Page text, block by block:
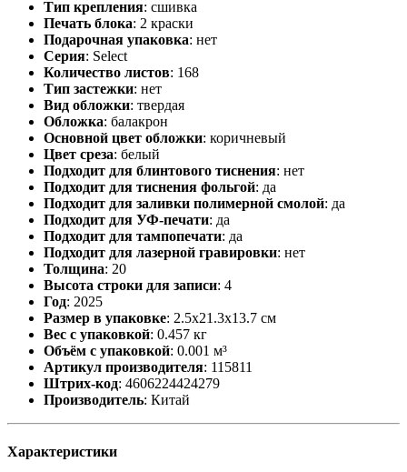
Тип крепления: сшивка
Печать блока: 2 краски
Подарочная упаковка: нет
Серия: Select
Количество листов: 168
Тип застежки: нет
Вид обложки: твердая
Обложка: балакрон
Основной цвет обложки: коричневый
Цвет среза: белый
Подходит для блинтового тиснения: нет
Подходит для тиснения фольгой: да
Подходит для заливки полимерной смолой: да
Подходит для УФ-печати: да
Подходит для тампопечати: да
Подходит для лазерной гравировки: нет
Толщина: 20
Высота строки для записи: 4
Год: 2025
Размер в упаковке: 2.5x21.3x13.7 см
Вес с упаковкой: 0.457 кг
Объём с упаковкой: 0.001 м³
Артикул производителя: 115811
Штрих-код: 4606224424279
Производитель: Китай
Характеристики